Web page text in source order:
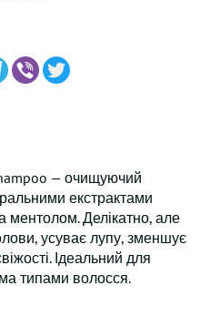
— очищуючий
екстрактами
ментолом. Делікатно, але
усуває лупу, зменшує
Ідеальний для
типами волосся.